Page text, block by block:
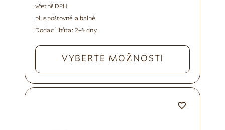
včetně DPH
pluspoštovné a balné
Dodací lhůta: 2–4 dny
VYBERTE MOŽNOSTI